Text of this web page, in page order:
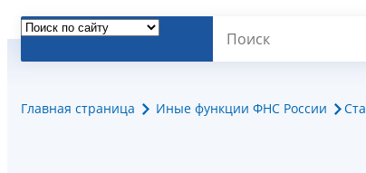
Главная страница Иные функции ФНС России